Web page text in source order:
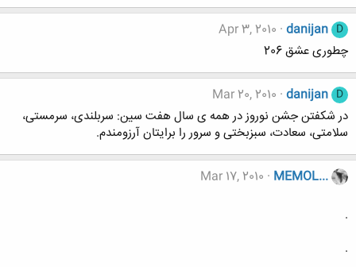
D
danijan
Apr 3, 2010
چطوری عشق 206
D
danijan
Mar 20, 2010
در شکفتن جشن نوروز در همه ی سال هفت سین: سربلندی، سرمستی،
سلامتی، سعادت، سبزبختی و سرور را برایتان آرزومندم.
MEMOL...
Mar 17, 2010
.
.